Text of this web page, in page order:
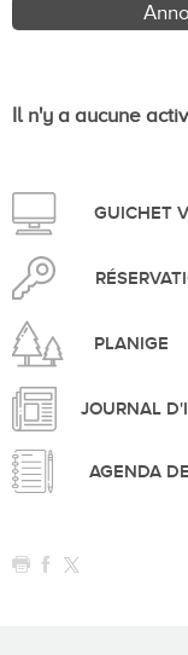
Il n'y a aucune
GUICHET
PLANIGE
JOURNAL
AGENDA